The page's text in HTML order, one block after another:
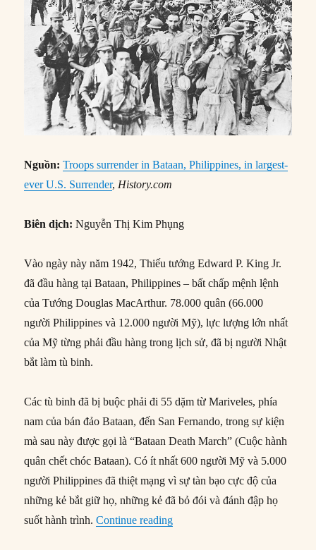
Nguồn:Troops surrender in Bataan, Philippines, in largest-
ever U.S. Surrender, History.com
Biên dịch: Nguyễn Thị Kim Phụng
Vào ngày này năm 1942, Thiếu tướng Edward P. King Jr.
đã đầu hàng tại Bataan, Philippines – bất chấp mệnh lệnh
của Tướng Douglas MacArthur. 78.000 quân (66.000
người Philippines và 12.000 người Mỹ), lực lượng lớn nhất
của Mỹ từng phải đầu hàng trong lịch sử, đã bị người Nhật
bắt làm tù binh.
Các tù binh đã bị buộc phải đi 55 dặm từ Mariveles, phía
nam của bán đảo Bataan, đến San Fernando, trong sự kiện
mà sau này được gọi là “Bataan Death March” (Cuộc hành
quân chết chóc Bataan). Có ít nhất 600 người Mỹ và 5.000
người Philippines đã thiệt mạng vì sự tàn bạo cực độ của
những kẻ bắt giữ họ, những kẻ đã bỏ đói và đánh đập họ
suốt hành trình.Continue reading“09/04/1942: Quân Mỹ đầu